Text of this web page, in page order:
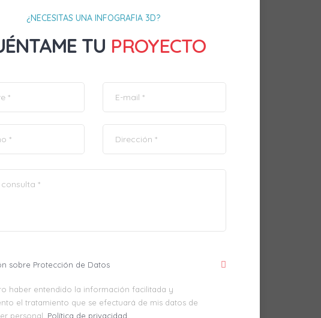
¿NECESITAS UNA INFOGRAFIA 3D?
TU PROYECTO
sobre Protección de Datos
haber entendido la información facilitada y
el tratamiento que se efectuará de mis datos de
personal. Política de privacidad